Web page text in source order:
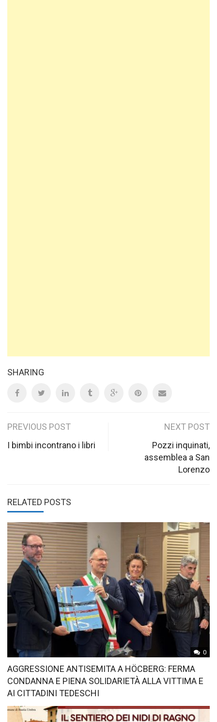
SHARING
Post
navigation
PREVIOUS POST
I bimbi incontrano i libri
NEXT POST
Pozzi inquinati,
assemblea a San
Lorenzo
RELATED POSTS
0
AGGRESSIONE ANTISEMITA A HÖCBERG: FERMA
CONDANNA E PIENA SOLIDARIETÀ ALLA VITTIMA E
AI CITTADINI TEDESCHI